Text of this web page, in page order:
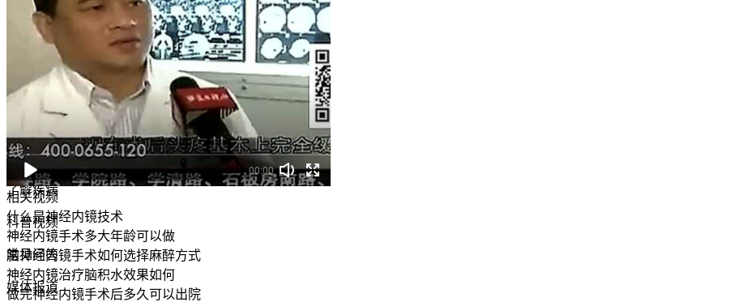
00:00
相关视频
什么是神经内镜技术
神经内镜手术多大年龄可以做
脑神经内镜手术如何选择麻醉方式
神经内镜治疗脑积水效果如何
做完神经内镜手术后多久可以出院
了解疾病
科普视频
常见问答
媒体报道